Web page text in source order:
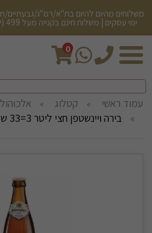
ימי עסקים | משלוח חינם בקנייה מעל 499 (לא כולל בירות, שתיה קלה ועוד)
0
חיפש
בחנות...
עמוד ראשי קטלוג אלכוהול
בירה ויינשטפן חצי ליטר 3=33 ש"ח